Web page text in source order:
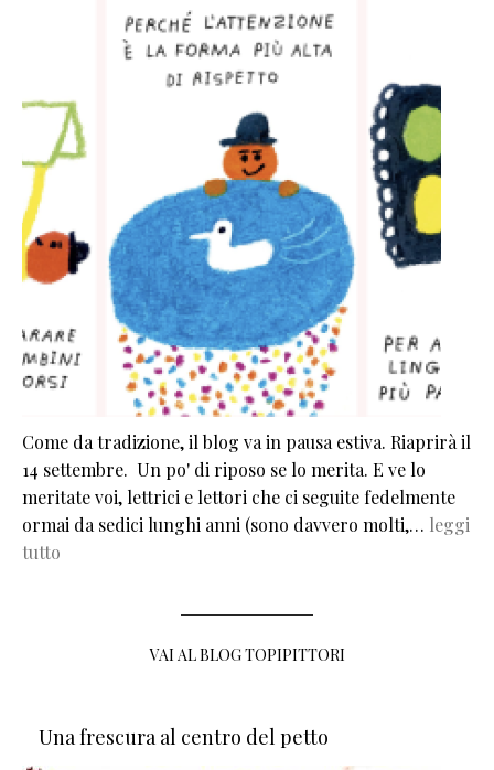
Come da tradizione, il blog va in pausa estiva. Riaprirà il
14 settembre. Un po' di riposo se lo merita. E ve lo
meritate voi, lettrici e lettori che ci seguite fedelmente
ormai da sedici lunghi anni (sono davvero molti,… leggi
tutto
VAI AL BLOG TOPIPITTORI
Una frescura al centro del petto